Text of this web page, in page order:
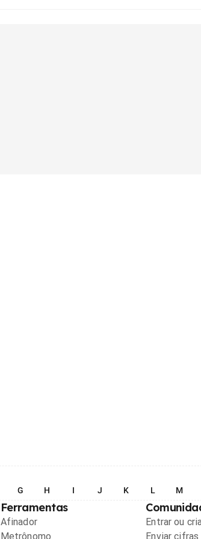
G H I J K L M
Ferramentas
Afinador
Metrônomo
Entrar ou
Enviar cifras